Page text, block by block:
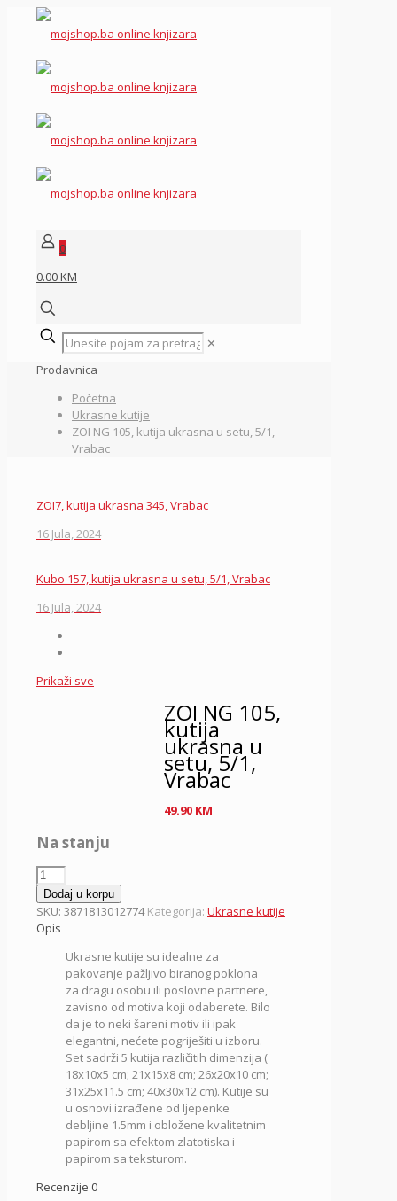
0
0.00 KM
✕
Prodavnica
Početna
Ukrasne kutije
ZOI NG 105, kutija ukrasna u setu, 5/1,
Vrabac
ZOI7, kutija ukrasna 345, Vrabac
16 Jula, 2024
Kubo 157, kutija ukrasna u setu, 5/1, Vrabac
16 Jula, 2024
Prikaži sve
ZOI NG 105,
kutija
ukrasna u
setu, 5/1,
Vrabac
49.90 KM
Na stanju
ZOI
NG
105,
kutija
ukrasna
Vrabac
količina
Dodaj u korpu
SKU: 3871813012774 Kategorija: Ukrasne kutije
Opis
Ukrasne kutije su idealne za
pakovanje pažljivo biranog poklona
za dragu osobu ili poslovne partnere,
zavisno od motiva koji odaberete. Bilo
da je to neki šareni motiv ili ipak
elegantni, nećete pogriješiti u izboru.
Set sadrži 5 kutija različitih dimenzija (
18x10x5 cm; 21x15x8 cm; 26x20x10 cm;
31x25x11.5 cm; 40x30x12 cm). Kutije su
u osnovi izrađene od ljepenke
debljine 1.5mm i obložene kvalitetnim
papirom sa efektom zlatotiska i
papirom sa teksturom.
Recenzije 0